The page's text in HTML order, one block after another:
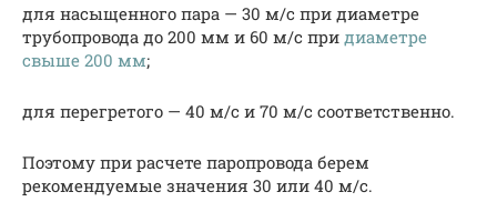
для насыщенного пара — 30 м/с при диаметре
трубопровода до 200 мм и 60 м/с при диаметре
свыше 200 мм;
для перегретого — 40 м/с и 70 м/с соответственно.
Поэтому при расчете паропровода берем
рекомендуемые значения 30 или 40 м/с.